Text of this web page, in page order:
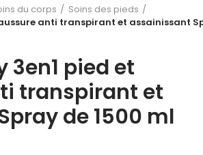
du corps
Soins des pieds
anti transpirant et assainissant
3en1 pied et
transpirant et
de 1500 ml